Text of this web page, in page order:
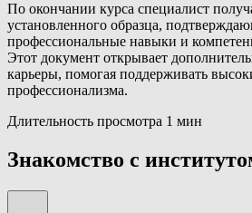
По окончании курса специалист
установленного образца,
профессиональные навыки и
Этот документ открывает
карьеры, помогая поддерживать
профессионализма.
Длительность просмотра 1 мин
Знакомство с